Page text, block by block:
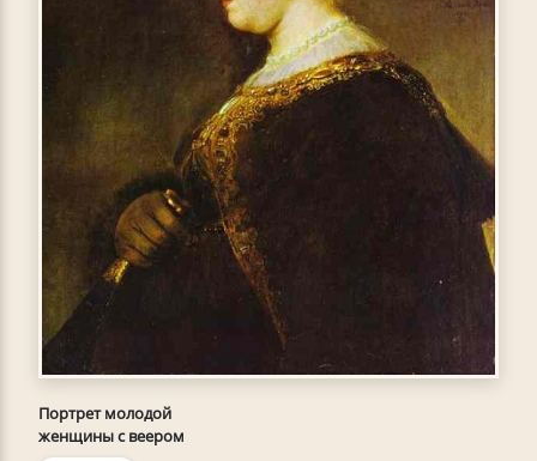
Портрет молодой
женщины с веером